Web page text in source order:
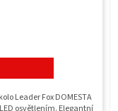
Leader Fox DOMESTA
osvětlením. Elegantní